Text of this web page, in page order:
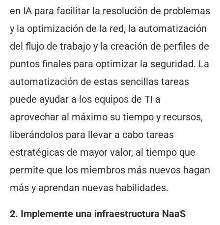
en IA para facilitar la resolución de problemas
y la optimización de la red, la automatización
del flujo de trabajo y la creación de perfiles de
puntos finales para optimizar la seguridad. La
automatización de estas sencillas tareas
puede ayudar a los equipos de TI a
aprovechar al máximo su tiempo y recursos,
liberándolos para llevar a cabo tareas
estratégicas de mayor valor, al tiempo que
permite que los miembros más nuevos hagan
más y aprendan nuevas habilidades.
2. Implemente una infraestructura NaaS